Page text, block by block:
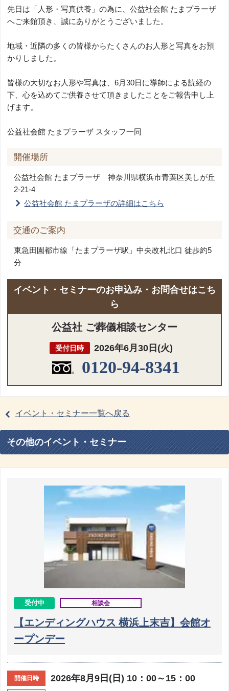
先日は「人形・写真供養」の為に、公益社会館 たまプラーザ
へご来館頂き、誠にありがとうございました。
地域・近隣の多くの皆様からたくさんのお人形と写真をお預
かりしました。
皆様の大切なお人形や写真は、6月30日に導師による読経の
下、心を込めてご供養させて頂きましたことをご報告申し上
げます。
公益社会館 たまプラーザ スタッフ一同
開催場所
公益社会館 たまプラーザ 神奈川県横浜市青葉区美しが丘
2-21-4
公益社会館 たまプラーザの詳細はこちら
交通のご案内
東急田園都市線「たまプラーザ駅」中央改札北口 徒歩約5
分
イベント・セミナーのお申込み・お問合せはこち
ら
公益社 ご葬儀相談センター
受付日時 2026年6月30日(火)
0120-94-8341
イベント・セミナー一覧へ戻る
その他のイベント・セミナー
受付中 相談会
【エンディングハウス 横浜上末吉】会館オ
ープンデー
開催日時 2026年8月9日(日) 10：00～15：00